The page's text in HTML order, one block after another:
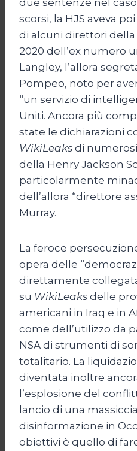
scorsi, la HJS aveva
di alcuni direttori della
2020 dell’ex numero
Langley, l’allora
Pompeo, noto per
“un servizio di
Uniti. Ancora più
state le dichiarazioni
WikiLeaks di
della Henry Jackson
particolarmente
dell’allora “direttore
Murray.
La feroce
opera delle
direttamente
su WikiLeaks delle
americani in Iraq e in
come dell’utilizzo da
NSA di strumenti di
totalitario. La
diventata inoltre
l’esplosione del
lancio di una
disinformazione in
obiettivi è quello di